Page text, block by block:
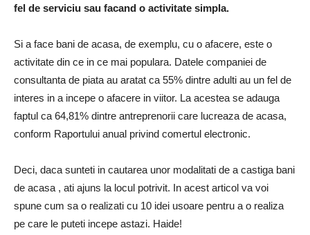
fel de serviciu sau facand o activitate simpla.
Si a face bani de acasa, de exemplu, cu o afacere, este o
activitate din ce in ce mai populara. Datele companiei de
consultanta de piata au aratat ca 55% dintre adulti au un fel de
interes in a incepe o afacere in viitor. La acestea se adauga
faptul ca 64,81% dintre antreprenorii care lucreaza de acasa,
conform Raportului anual privind comertul electronic.
Deci, daca sunteti in cautarea unor modalitati de a castiga bani
de acasa , ati ajuns la locul potrivit. In acest articol va voi
spune cum sa o realizati cu 10 idei usoare pentru a o realiza
pe care le puteti incepe astazi. Haide!